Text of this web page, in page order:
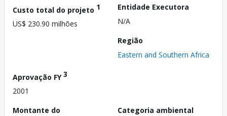
Custo total do projeto 1
US$ 230.90 milhões
Entidade Executora
N/A
Região
Eastern and Southern Africa
Aprovação FY3
2001
Montante do
Categoria ambiental